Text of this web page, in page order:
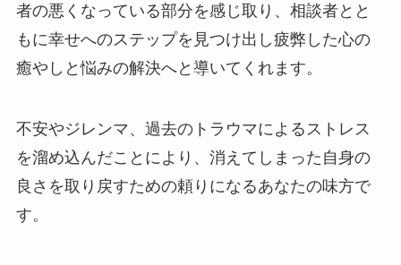
者の悪くなっている部分を感じ取り、相談者とと
もに幸せへのステップを見つけ出し疲弊した心の
癒やしと悩みの解決へと導いてくれます。
不安やジレンマ、過去のトラウマによるストレス
を溜め込んだことにより、消えてしまった自身の
良さを取り戻すための頼りになるあなたの味方で
す。